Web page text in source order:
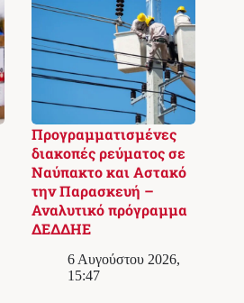
Προγραμματισμένες
διακοπές ρεύματος σε
Ναύπακτο και Αστακό
την Παρασκευή –
Αναλυτικό πρόγραμμα
ΔΕΔΔΗΕ
6 Αυγούστου 2026,
15:47